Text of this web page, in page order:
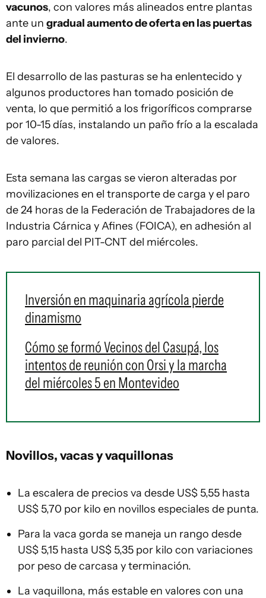
vacunos, con valores más alineados entre plantas
ante un gradual aumento de oferta en las puertas
del invierno.
El desarrollo de las pasturas se ha enlentecido y
algunos productores han tomado posición de
venta, lo que permitió a los frigoríficos comprarse
por 10-15 días, instalando un paño frío a la escalada
de valores.
Esta semana las cargas se vieron alteradas por
movilizaciones en el transporte de carga y el paro
de 24 horas de la Federación de Trabajadores de la
Industria Cárnica y Afines (FOICA), en adhesión al
paro parcial del PIT-CNT del miércoles.
Inversión en maquinaria agrícola pierde
dinamismo
Cómo se formó Vecinos del Casupá, los
intentos de reunión con Orsi y la marcha
del miércoles 5 en Montevideo
Novillos, vacas y vaquillonas
La escalera de precios va desde US$ 5,55 hasta
US$ 5,70 por kilo en novillos especiales de punta.
Para la vaca gorda se maneja un rango desde
US$ 5,15 hasta US$ 5,35 por kilo con variaciones
por peso de carcasa y terminación.
La vaquillona, más estable en valores con una